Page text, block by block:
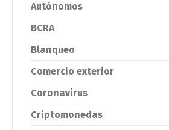
Autónomos
BCRA
Blanqueo
Comercio exterior
Coronavirus
Criptomonedas